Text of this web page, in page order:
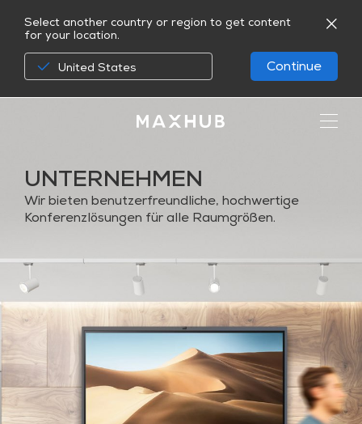
Select another country or region to get content
for your location.
United States Continue
UNTERNEHMEN
Wir bieten benutzerfreundliche, hochwertige
Konferenzlösungen für alle Raumgrößen.